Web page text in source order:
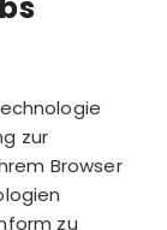
zur
Browser
zu